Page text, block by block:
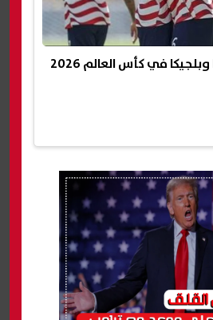
موعد مباراة أمريكا وبلجيكا في كأس العالم 2026